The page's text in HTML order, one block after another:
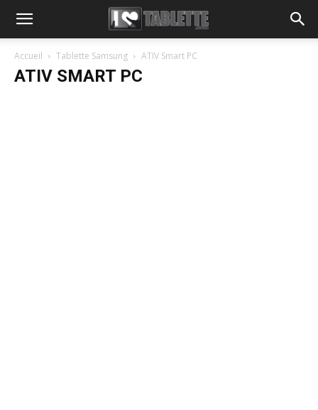
Accueil Tablette Samsung ATIV Smart PC
ATIV SMART PC